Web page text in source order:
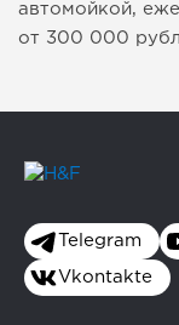
автомойкой,
от 300 000
Telegram
Vkontakte